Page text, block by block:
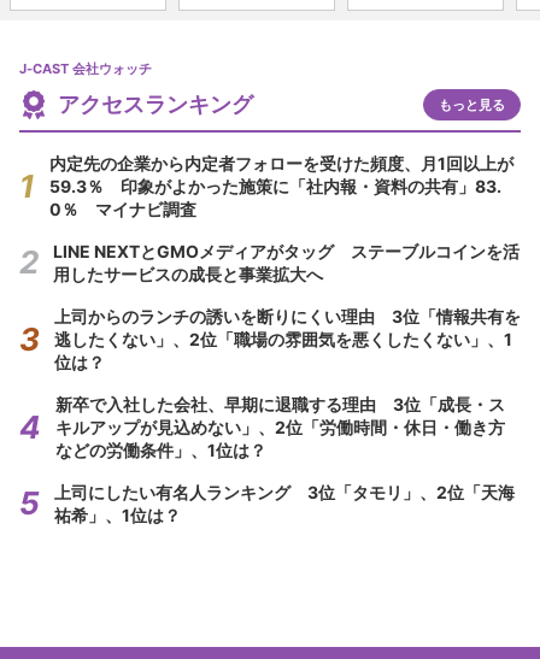
J-CAST 会社ウォッチ
アクセスランキング もっと見る
内定先の企業から内定者フォローを受けた頻度、月1回以上が
59.3％ 印象がよかった施策に「社内報・資料の共有」83.
0％ マイナビ調査
LINE NEXTとGMOメディアがタッグ ステーブルコインを活
用したサービスの成長と事業拡大へ
上司からのランチの誘いを断りにくい理由 3位「情報共有を
逃したくない」、2位「職場の雰囲気を悪くしたくない」、1
位は？
新卒で入社した会社、早期に退職する理由 3位「成長・ス
キルアップが見込めない」、2位「労働時間・休日・働き方
などの労働条件」、1位は？
上司にしたい有名人ランキング 3位「タモリ」、2位「天海
祐希」、1位は？